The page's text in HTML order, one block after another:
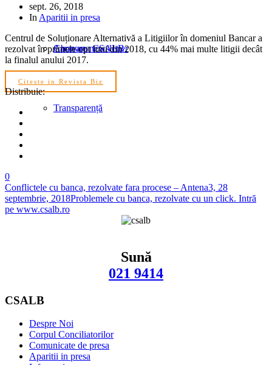
Caravana CSALB
Transparență
Abonare newsletter
sept. 26, 2018
In Aparitii in presa
Centrul de Soluționare Alternativă a Litigiilor în domeniul Bancar a
rezolvat în primele opt luni din 2018, cu 44% mai multe litigii decât
la finalul anului 2017.
Citeste in Revista Biz
Distribuie:
0
Conflictele cu banca, rezolvate fara procese – Antena3, 28
septembrie, 2018Problemele cu banca, rezolvate cu un click. Intră
pe www.csalb.ro
Sună
021 9414
CSALB
Despre Noi
Corpul Conciliatorilor
Comunicate de presa
Aparitii in presa